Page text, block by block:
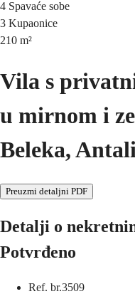
4 Spavaće sobe
3 Kupaonice
210 m²
Vila s
u mirnom i
Beleka,
Preuzmi detaljni PDF
Detalji o
Potvrđeno
Ref. br.3509